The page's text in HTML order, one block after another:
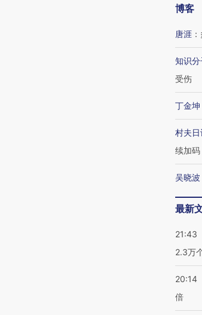
博客
唐涯 ：
知识分
受伤
丁金坤
村夫日
续加码
吴晓波
最新
21:43
2.3万
20:14
倍